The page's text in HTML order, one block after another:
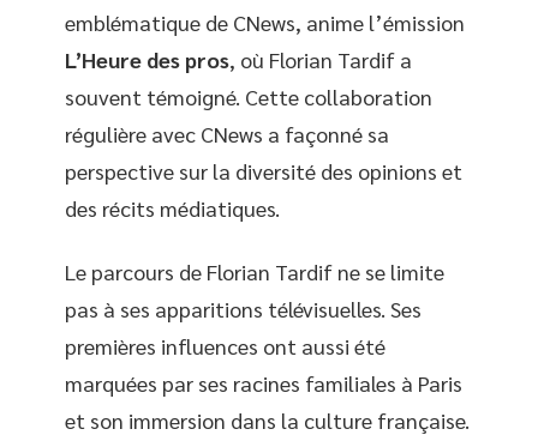
emblématique de CNews, anime l’émission
L’Heure des pros, où Florian Tardif a
souvent témoigné. Cette collaboration
régulière avec CNews a façonné sa
perspective sur la diversité des opinions et
des récits médiatiques.
Le parcours de Florian Tardif ne se limite
pas à ses apparitions télévisuelles. Ses
premières influences ont aussi été
marquées par ses racines familiales à Paris
et son immersion dans la culture française.